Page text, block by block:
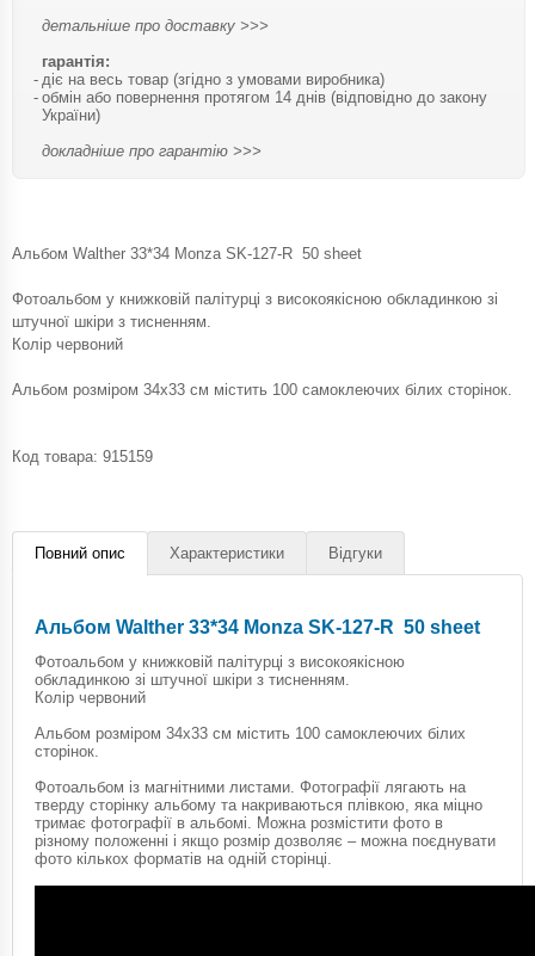
детальніше про доставку >>>
гарантія:
діє на весь товар (згідно з умовами виробника)
обмін або повернення протягом 14 днів (відповідно до закону
України)
докладніше про гарантію >>>
Альбом Walther 33*34 Monza SK-127-R 50 sheet
Фотоальбом у книжковій палітурці з високоякісною обкладинкою зі
штучної шкіри з тисненням.
Колір червоний
Альбом розміром 34х33 см містить 100 самоклеючих білих сторінок.
Код товара: 915159
Повний опис Характеристики Відгуки
Альбом Walther 33*34 Monza SK-127-R 50 sheet
Фотоальбом у книжковій палітурці з високоякісною
обкладинкою зі штучної шкіри з тисненням.
Колір червоний
Альбом розміром 34х33 см містить 100 самоклеючих білих
сторінок.
Фотоальбом із магнітними листами. Фотографії лягають на
тверду сторінку альбому та накриваються плівкою, яка міцно
тримає фотографії в альбомі. Можна розмістити фото в
різному положенні і якщо розмір дозволяє – можна поєднувати
фото кількох форматів на одній сторінці.